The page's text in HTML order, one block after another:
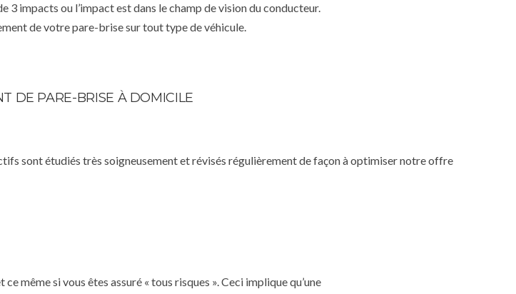
3 impacts ou l’impact est dans le champ de vision du conducteur.
de votre pare-brise sur tout type de véhicule.
DE PARE-BRISE À DOMICILE
sont étudiés très soigneusement et révisés régulièrement de façon à optimiser notre offre
même si vous êtes assuré « tous risques ». Ceci implique qu’une